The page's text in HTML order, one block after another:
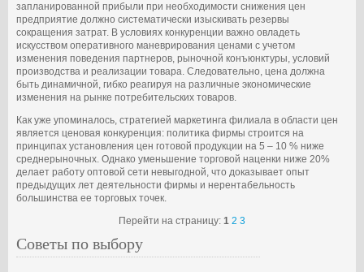
запланированной при­были при необходимости снижения цен
предприятие должно систематически изыскивать резервы
сокращения затрат. В условиях конкуренции важно овладеть
искусством опе­ративного маневрирования ценами с учетом
изменения пове­дения партнеров, рыночной конъюнктуры, условий
производ­ства и реализации товара. Следовательно, цена должна
быть динамичной, гибко реагируя на различные экономические
изменения на рынке потребительских товаров.
Как уже упоминалось, стратегией маркетинга филиала в области цен
является ценовая конкуренция: политика фирмы строится на
принципах установления цен готовой продукции на 5 – 10 % ниже
среднерыночных. Однако уменьшение торговой наценки ниже 20%
делает работу оптовой сети невыгодной, что доказывает опыт
предыдущих лет деятельности фирмы и нерентабельность
большинства ее торговых точек.
Перейти на страницу: 1 2 3
Советы по выбору